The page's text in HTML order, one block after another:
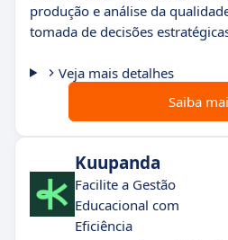
produção e análise da
tomada de decisões
Veja mais detalhes
Saiba
Kuupanda
Facilite a Gestão
Educacional com
Eficiência